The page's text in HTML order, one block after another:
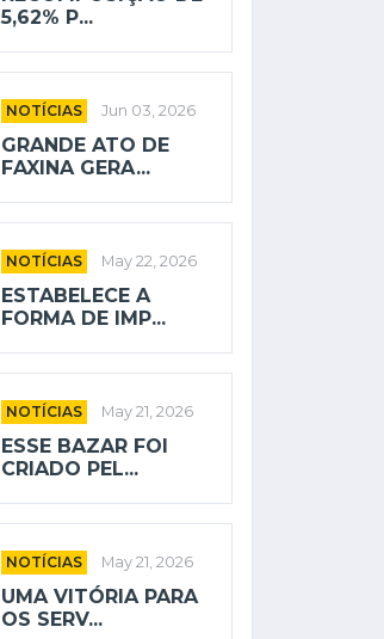
5,62% P...
NOTÍCIAS Jun 03, 2026
GRANDE ATO DE
FAXINA GERA...
NOTÍCIAS May 22, 2026
ESTABELECE A
FORMA DE IMP...
NOTÍCIAS May 21, 2026
ESSE BAZAR FOI
CRIADO PEL...
NOTÍCIAS May 21, 2026
UMA VITÓRIA PARA
OS SERV...